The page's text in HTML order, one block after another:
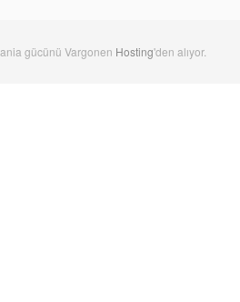
gücünü Vargonen Hosting'den alıyor.